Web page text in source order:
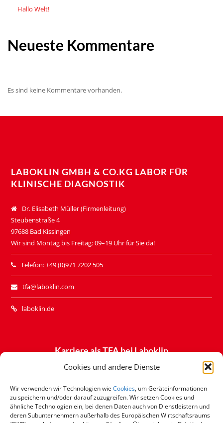
Cookies und andere Dienste
Wir verwenden wir Technologien wie Cookies, um Geräteinformationen
zu speichern und/oder darauf zuzugreifen. Wir setzen Cookies und
ähnliche Technologien ein, bei denen Daten auch von Dienstleistern und
deren Subunternehmern außerhalb des Europäischen Wirtschaftsraums
Hallo Welt!
Neueste Kommentare
Es sind keine Kommentare vorhanden.
LABOKLIN GMBH & CO.KG LABOR FÜR
KLINISCHE DIAGNOSTIK
Dr. Elisabeth Müller (Firmenleitung)
Steubenstraße 4
97688 Bad Kissingen
Wir sind Montag bis Freitag: 09–19 Uhr für Sie da!
Telefon: +49 (0)971 7202 505
tfa@laboklin.com
laboklin.de
Karriere als TFA bei Laboklin
– Alle Stellenausschreibungen